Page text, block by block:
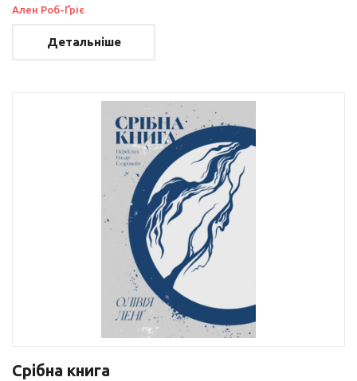
Ален Роб-Ґріє
Детальніше
Срібна книга